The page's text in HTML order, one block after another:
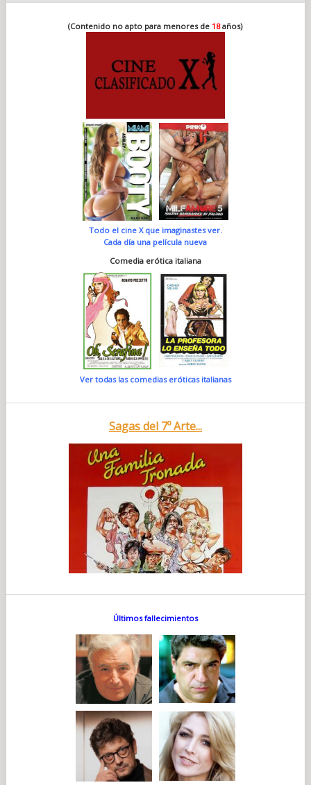
(Contenido no apto para menores de 18años)
Todo el cine X que imaginastes ver.
Cada día una película nueva
Comedia erótica italiana
Ver todas las comedias eróticas italianas
Sagas del 7º Arte...
Últimos fallecimientos